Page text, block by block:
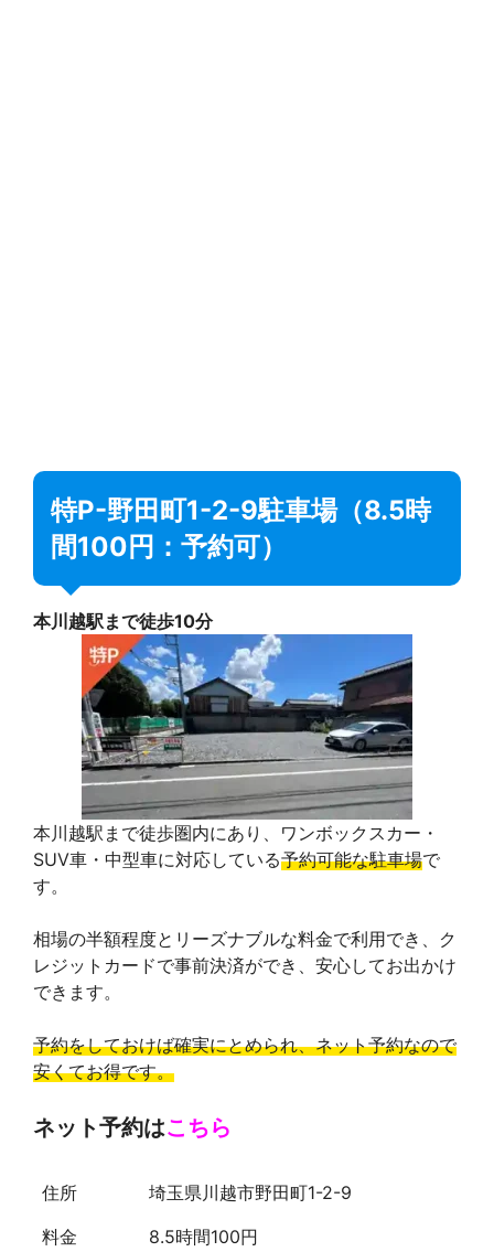
特P-野田町1-2-9駐車場（8.5時
間100円：予約可）
本川越駅まで徒歩10分
本川越駅まで徒歩圏内にあり、ワンボックスカー・
SUV車・中型車に対応している予約可能な駐車場で
す。
相場の半額程度とリーズナブルな料金で利用でき、ク
レジットカードで事前決済ができ、安心してお出かけ
できます。
予約をしておけば確実にとめられ、ネット予約なので
安くてお得です。
ネット予約はこちら
住所
埼玉県川越市野田町1-2-9
料金
8.5時間100円